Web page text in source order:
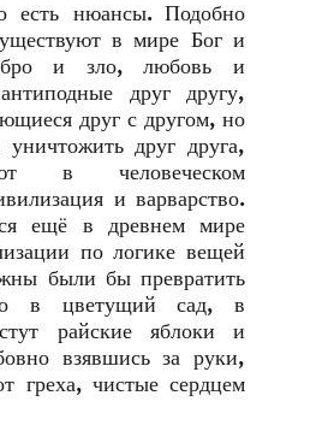
есть нюансы. Подобно
в мире Бог и
и зло, любовь и
друг другу,
друг с другом, но
друг друга,
в человеческом
и варварство.
ещё в древнем мире
по логике вещей
были бы превратить
в цветущий сад, в
райские яблоки и
взявшись за руки,
греха, чистые сердцем